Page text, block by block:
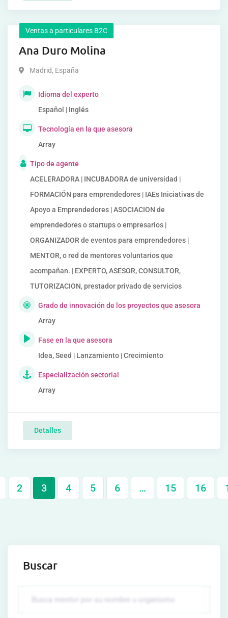
Ventas a particulares B2C
Ana Duro Molina
Madrid, España
Idioma del experto
Español | Inglés
Tecnología en la que asesora
Array
Tipo de agente
ACELERADORA | INCUBADORA de universidad |
FORMACIÓN para emprendedores | IAEs Iniciativas de
Apoyo a Emprendedores | ASOCIACION de
emprendedores o startups o empresarios |
ORGANIZADOR de eventos para emprendedores |
MENTOR, o red de mentores voluntarios que
acompañan. | EXPERTO, ASESOR, CONSULTOR,
TUTORIZACION, prestador privado de servicios
Grado de innovación de los proyectos que asesora
Array
Fase en la que asesora
Idea, Seed | Lanzamiento | Crecimiento
Especialización sectorial
Array
Detalles
2 3 4 5 6 … 15 16
Buscar